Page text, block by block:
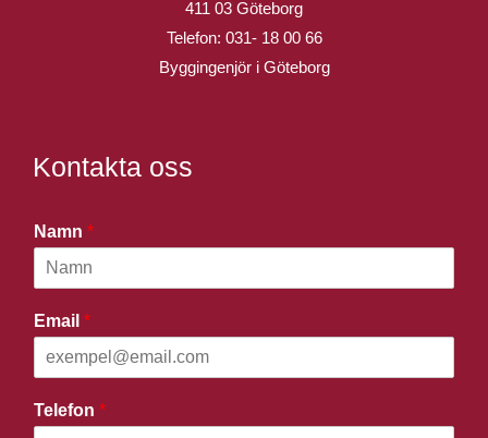
411 03 Göteborg
Telefon: 031- 18 00 66
Byggingenjör i Göteborg
Kontakta oss
Namn *
Email *
Telefon *